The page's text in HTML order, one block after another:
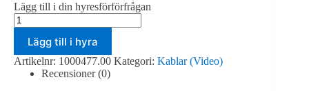
Lägg till i din hyresförförfrågan
SDI
bildkabel
BNC-
BNC
10m
mängd
Lägg till i hyra
Artikelnr: 1000477.00 Kategori: Kablar (Video)
Recensioner (0)